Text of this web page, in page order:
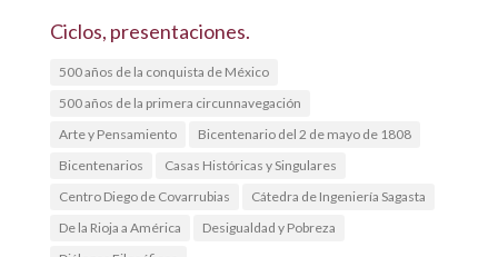
Ciclos, presentaciones.
500 años de la conquista de México
500 años de la primera circunnavegación
Arte y Pensamiento
Bicentenario del 2 de mayo de 1808
Bicentenarios
Casas Históricas y Singulares
Centro Diego de Covarrubias
Cátedra de Ingeniería Sagasta
De la Rioja a América
Desigualdad y Pobreza